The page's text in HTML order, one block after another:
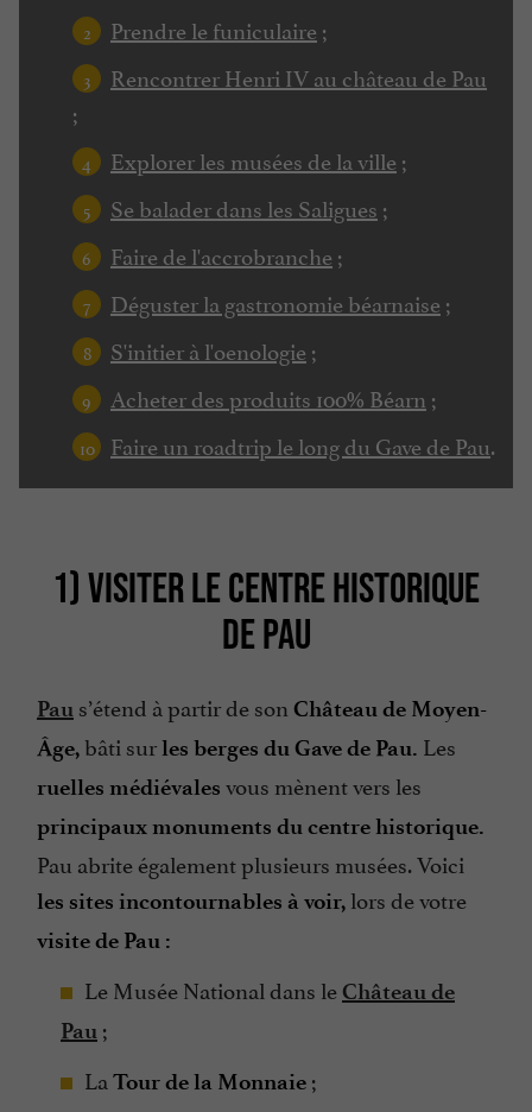
Prendre le funiculaire ;
Rencontrer Henri IV au château de Pau
;
Explorer les musées de la ville ;
Se balader dans les Saligues ;
Faire de l'accrobranche ;
Déguster la gastronomie béarnaise ;
S'initier à l'oenologie ;
Acheter des produits 100% Béarn ;
Faire un roadtrip le long du Gave de Pau.
1) VISITER LE CENTRE HISTORIQUE
DE PAU
Pau s’étend à partir de son Château de Moyen-
Âge, bâti surles berges du Gave de Pau. Les
ruelles médiévales vous mènent vers les
principaux monuments du centre historique.
Pau abrite également plusieurs musées. Voici
les sites incontournables à voir, lors de votre
visite de Pau :
Le Musée National dans le Château de
Pau ;
La Tour de la Monnaie ;